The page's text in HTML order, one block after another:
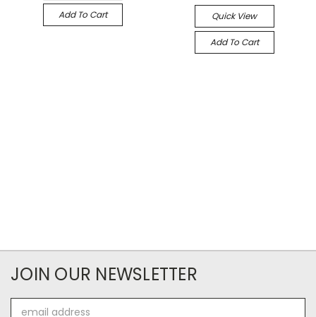
Add To Cart
Quick View
Add To Cart
JOIN OUR NEWSLETTER